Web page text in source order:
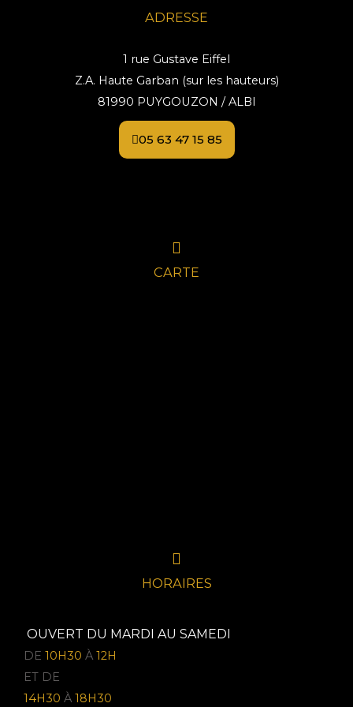
ADRESSE
1 rue Gustave Eiffel
Z.A. Haute Garban (sur les hauteurs)
81990 PUYGOUZON / ALBI
05 63 47 15 85
CARTE
HORAIRES
OUVERT DU MARDI AU SAMEDI
DE 10H30 À 12H
ET DE
14H30 À 18H30